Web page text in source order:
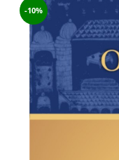
Creșterea copilului
Dezvoltare Personală
Diete și Fitness
Familie și Cuplu
Hobby și Divertisment
Istorie și Civilizații
-10%